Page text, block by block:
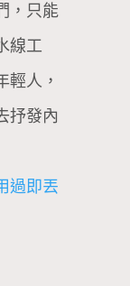
，只能
線工
輕人，
抒發內
過即丟